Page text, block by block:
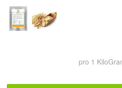
pro 1